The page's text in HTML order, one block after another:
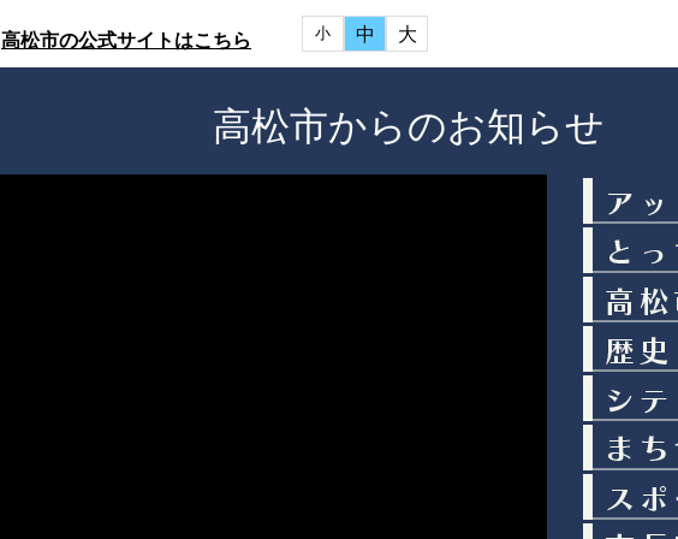
高松市の公式サイトはこちら 小 中 大
高松市からのお知らせ